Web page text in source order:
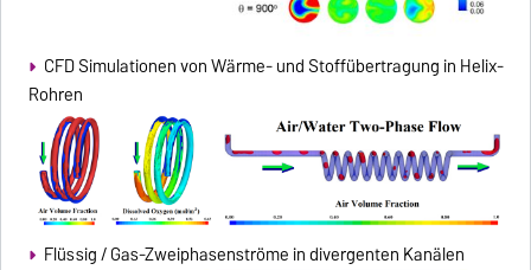
CFD Simulationen von Wärme- und Stoffübertragung in Helix-
Rohren
Flüssig / Gas-Zweiphasenströme in divergenten Kanälen